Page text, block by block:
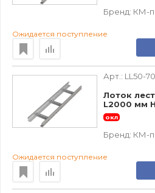
Бренд: КМ-
Ожидается поступление
Арт.: LL50-
Лоток
L2000 мм
окл
Бренд: КМ-
Ожидается поступление